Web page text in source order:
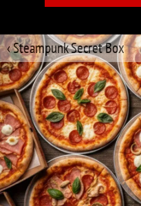
‹ Steampunk Secret Box